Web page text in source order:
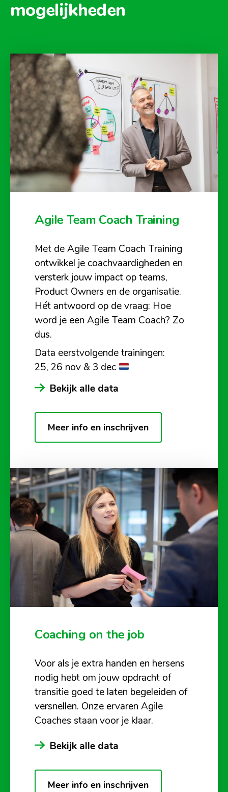
mogelijkheden
Agile Team Coach Training
Met de Agile Team Coach Training
ontwikkel je coachvaardigheden en
versterk jouw impact op teams,
Product Owners en de organisatie.
Hét antwoord op de vraag: Hoe
word je een Agile Team Coach? Zo
dus.
Data eerstvolgende trainingen:
25, 26 nov & 3 dec
Bekijk alle data
Meer info en inschrijven
Coaching on the job
Voor als je extra handen en hersens
nodig hebt om jouw opdracht of
transitie goed te laten begeleiden of
versnellen. Onze ervaren Agile
Coaches staan voor je klaar.
Bekijk alle data
Meer info en inschrijven